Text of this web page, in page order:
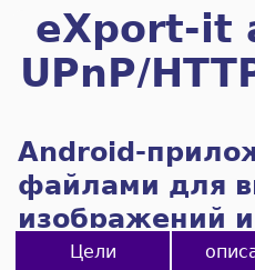
eXport-it
UPnP/
Android-
файлами для
изображений
книгЦели